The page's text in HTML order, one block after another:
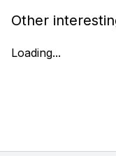
Other
Loading...